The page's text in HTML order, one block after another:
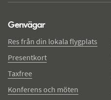
Genvägar
Res från din lokala flygplats
Presentkort
Taxfree
Konferens och möten